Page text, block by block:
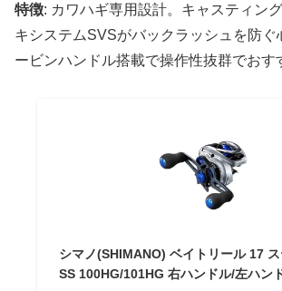
特徴: カワハギ専用設計。キャスティン
キシステムSVSがバックラッシュを防ぐ
ービンハンドル搭載で操作性抜群でおす
シマノ(SHIMANO) ベイトリール 17
SS 100HG/101HG 右ハンドル/左ハン